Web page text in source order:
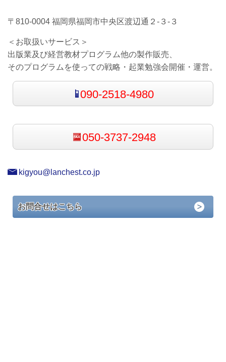
〒810-0004 福岡県福岡市中央区渡辺通２-３-３
＜お取扱いサービス＞
出版業及び経営教材プログラム他の製作販売、
そのプログラムを使っての戦略・起業勉強会開催・運営。
090-2518-4980
050-3737-2948
kigyou@lanchest.co.jp
お問合せはこちら